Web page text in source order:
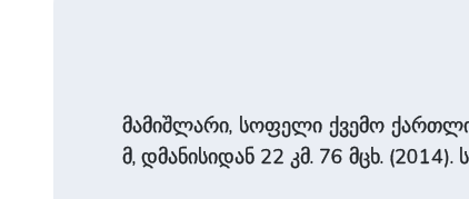
მამიშლარი, სოფელი ქვემო
მ, დმანისიდან 22 კმ. 76 მცხ.